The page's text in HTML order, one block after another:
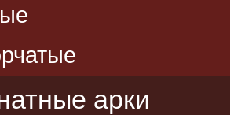
арки